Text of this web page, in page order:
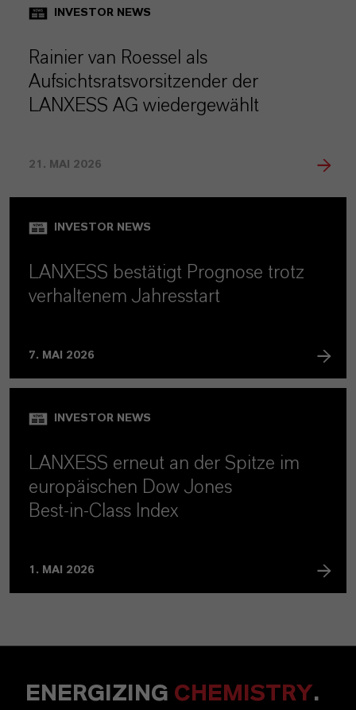
INVESTOR NEWS
Rainier van Roessel als
Aufsichtsratsvorsitzender der
LANXESS AG wiedergewählt
21. MAI 2026
INVESTOR NEWS
LANXESS bestätigt Prognose trotz
verhaltenem Jahresstart
7. MAI 2026
INVESTOR NEWS
LANXESS erneut an der Spitze im
europäischen Dow Jones
Best‑in‑Class Index
1. MAI 2026
ENERGIZING CHEMISTRY.